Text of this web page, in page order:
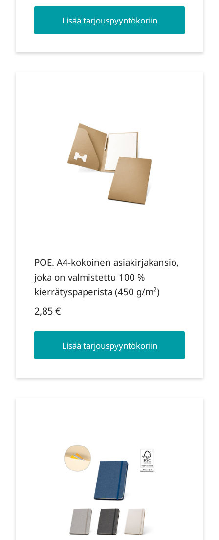
Lisää tarjouspyyntökoriin
POE. A4-kokoinen asiakirjakansio,
joka on valmistettu 100 %
kierrätyspaperista (450 g/m²)
2,85€
Lisää tarjouspyyntökoriin